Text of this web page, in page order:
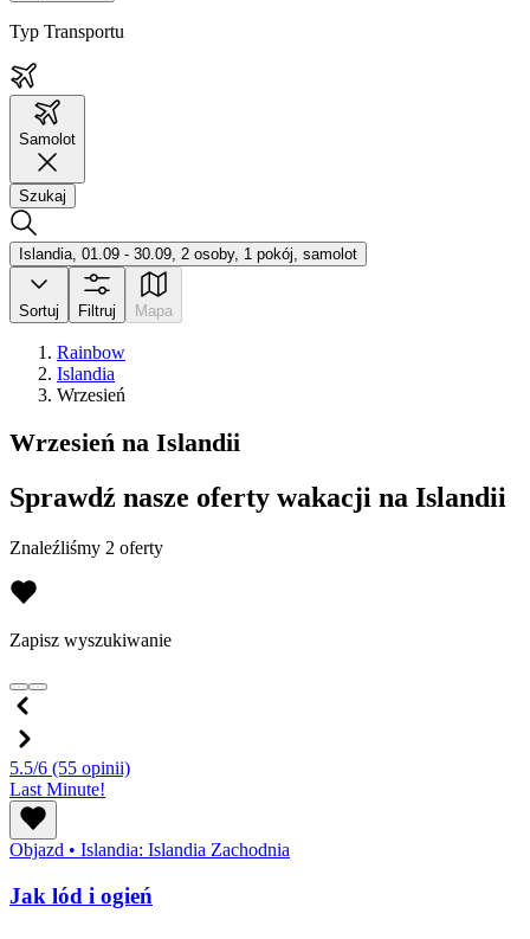
Typ Transportu
Samolot
Szukaj
Islandia, 01.09 - 30.09, 2 osoby, 1 pokój, samolot
Sortuj Filtruj Mapa
Rainbow
Islandia
Wrzesień
Wrzesień na Islandii
Sprawdź nasze oferty wakacji na Islandii
Znaleźliśmy 2 oferty
Zapisz wyszukiwanie
5.5/6 (55 opinii)
Last Minute!
Objazd • Islandia: Islandia Zachodnia
Jak lód i ogień